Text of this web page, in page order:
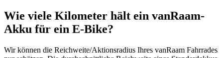
Wie viele Kilometer hält ein vanRaam-
Akku für ein E-Bike?
Wir können die Reichweite/Aktionsradius Ihres vanRaam Fahrrades